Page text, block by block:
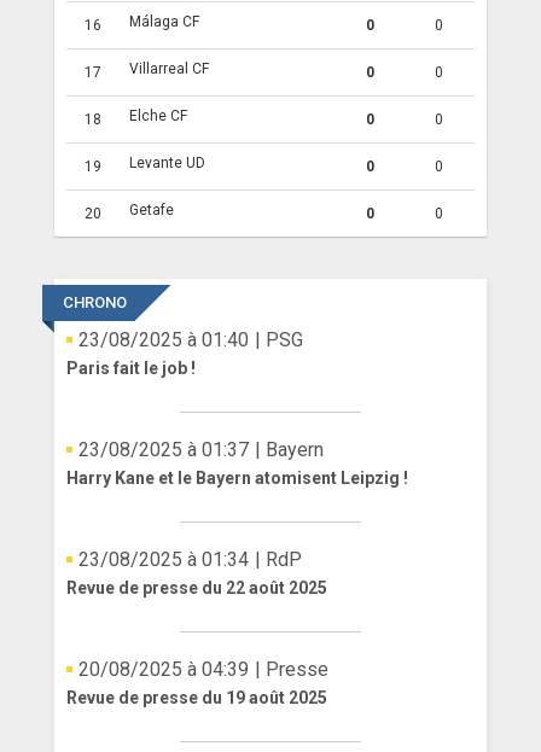
16 Málaga CF 0 0
17 Villarreal CF 0 0
18 Elche CF 0 0
19 Levante UD 0 0
20 Getafe 0 0
CHRONO
23/08/2025 à 01:40 | PSG
Paris fait le job !
23/08/2025 à 01:37 | Bayern
Harry Kane et le Bayern atomisent Leipzig !
23/08/2025 à 01:34 | RdP
Revue de presse du 22 août 2025
20/08/2025 à 04:39 | Presse
Revue de presse du 19 août 2025